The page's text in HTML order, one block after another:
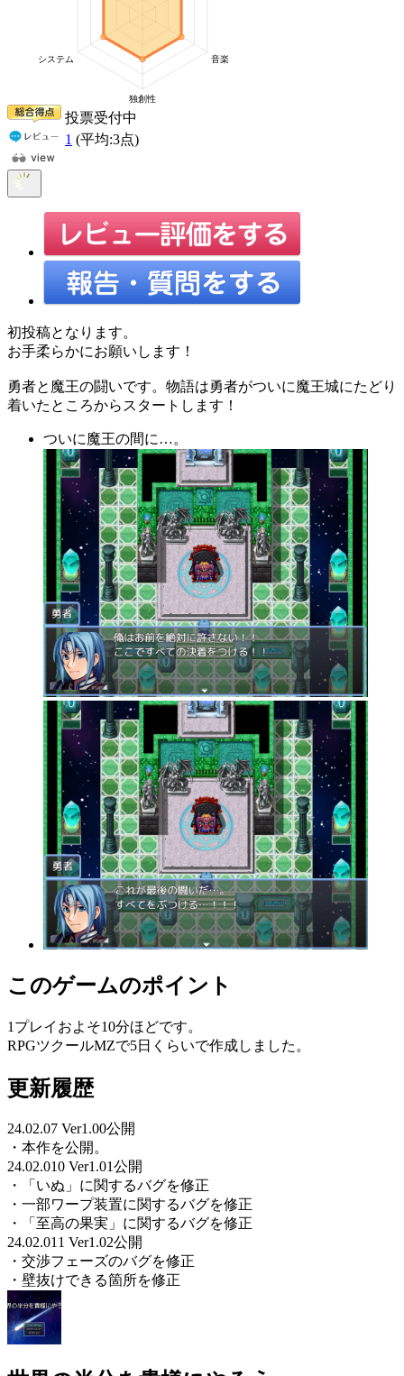
投票受付中
1 (平均:3点)
初投稿となります。
お手柔らかにお願いします！
勇者と魔王の闘いです。物語は勇者がついに魔王城にたどり
着いたところからスタートします！
ついに魔王の間に…。
このゲームのポイント
1プレイおよそ10分ほどです。
RPGツクールMZで5日くらいで作成しました。
更新履歴
24.02.07 Ver1.00公開
・本作を公開。
24.02.010 Ver1.01公開
・「いぬ」に関するバグを修正
・一部ワープ装置に関するバグを修正
・「至高の果実」に関するバグを修正
24.02.011 Ver1.02公開
・交渉フェーズのバグを修正
・壁抜けできる箇所を修正